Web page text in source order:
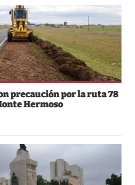
precaución por la ruta 78
Hermoso